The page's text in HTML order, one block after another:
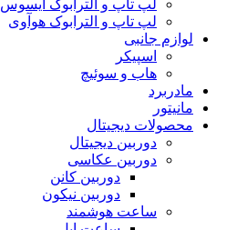
لپ تاپ و الترابوک ایسوس
لپ تاپ و الترابوک هوآوی
لوازم جانبی
اسپیکر
هاب و سوئیچ
مادربرد
مانیتور
محصولات دیجیتال
دوربین دیجیتال
دوربین عکاسی
دوربین کانن
دوربین نیکون
ساعت هوشمند